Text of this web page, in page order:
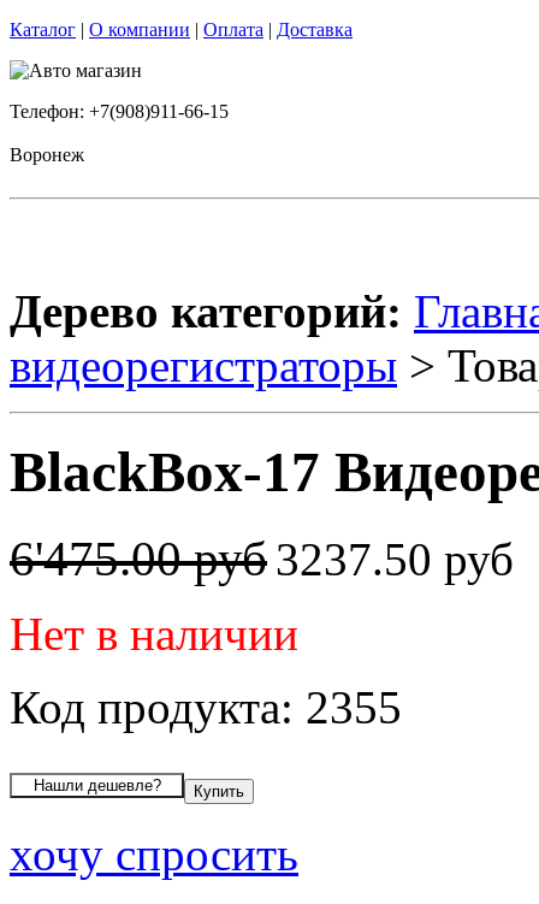
Каталог | О компании | Оплата | Доставка
Телефон: +7(908)911-66-15
Воронеж
Дерево категорий:
видеорегистраторы >
BlackBox-17
6'475.00 руб3237.50 руб
Нет в наличии
Код продукта: 2355
хочу спросить